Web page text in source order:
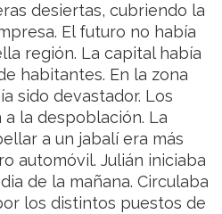
desiertas, cubriendo la
El futuro no había
región. La capital había
habitantes. En la zona
sido devastador. Los
la despoblación. La
a un jabalí era más
automóvil. Julián iniciaba
de la mañana. Circulaba
los distintos puestos de